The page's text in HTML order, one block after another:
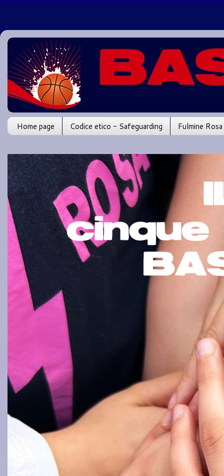
Home page Codice etico - Safeguarding Fulmine Rosa